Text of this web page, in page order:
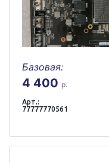
Базовая:
4 400 р.
Арт.:
77777770561